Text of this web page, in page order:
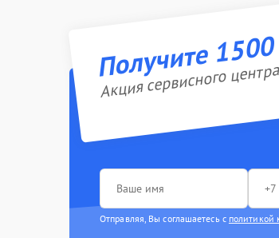
Получите
Акция сервисного
Отправляя, Вы соглашаетесь с политикой